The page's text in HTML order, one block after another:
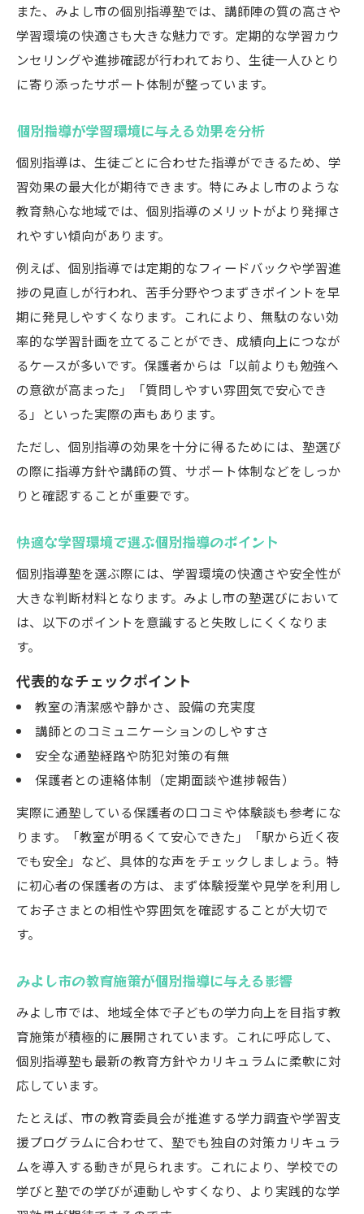
また、みよし市の個別指導塾では、講師陣の質の高さや
学習環境の快適さも大きな魅力です。定期的な学習カウ
ンセリングや進捗確認が行われており、生徒一人ひとり
に寄り添ったサポート体制が整っています。
個別指導が学習環境に与える効果を分析
個別指導は、生徒ごとに合わせた指導ができるため、学
習効果の最大化が期待できます。特にみよし市のような
教育熱心な地域では、個別指導のメリットがより発揮さ
れやすい傾向があります。
例えば、個別指導では定期的なフィードバックや学習進
捗の見直しが行われ、苦手分野やつまずきポイントを早
期に発見しやすくなります。これにより、無駄のない効
率的な学習計画を立てることができ、成績向上につなが
るケースが多いです。保護者からは「以前よりも勉強へ
の意欲が高まった」「質問しやすい雰囲気で安心でき
る」といった実際の声もあります。
ただし、個別指導の効果を十分に得るためには、塾選び
の際に指導方針や講師の質、サポート体制などをしっか
りと確認することが重要です。
快適な学習環境で選ぶ個別指導のポイント
個別指導塾を選ぶ際には、学習環境の快適さや安全性が
大きな判断材料となります。みよし市の塾選びにおいて
は、以下のポイントを意識すると失敗しにくくなりま
す。
代表的なチェックポイント
教室の清潔感や静かさ、設備の充実度
講師とのコミュニケーションのしやすさ
安全な通塾経路や防犯対策の有無
保護者との連絡体制（定期面談や進捗報告）
実際に通塾している保護者の口コミや体験談も参考にな
ります。「教室が明るくて安心できた」「駅から近く夜
でも安全」など、具体的な声をチェックしましょう。特
に初心者の保護者の方は、まず体験授業や見学を利用し
てお子さまとの相性や雰囲気を確認することが大切で
す。
みよし市の教育施策が個別指導に与える影響
みよし市では、地域全体で子どもの学力向上を目指す教
育施策が積極的に展開されています。これに呼応して、
個別指導塾も最新の教育方針やカリキュラムに柔軟に対
応しています。
たとえば、市の教育委員会が推進する学力調査や学習支
援プログラムに合わせて、塾でも独自の対策カリキュラ
ムを導入する動きが見られます。これにより、学校での
学びと塾での学びが連動しやすくなり、より実践的な学